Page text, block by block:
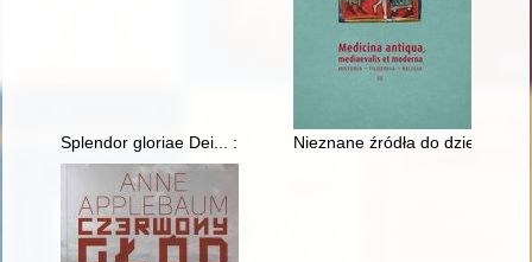
Splendor gloriae Dei... : barokowe złotnictwo liturgiczne
Nieznane źródła do dziejów